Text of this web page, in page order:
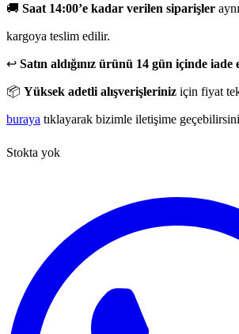
🚚 Saat 14:00’e kadar verilen siparişler
kargoya teslim edilir.
↩️ Satın aldığınız ürünü 14 gün içinde
📦 Yüksek adetli alışverişleriniz için fiyat
buraya tıklayarak bizimle iletişime
Stokta yok